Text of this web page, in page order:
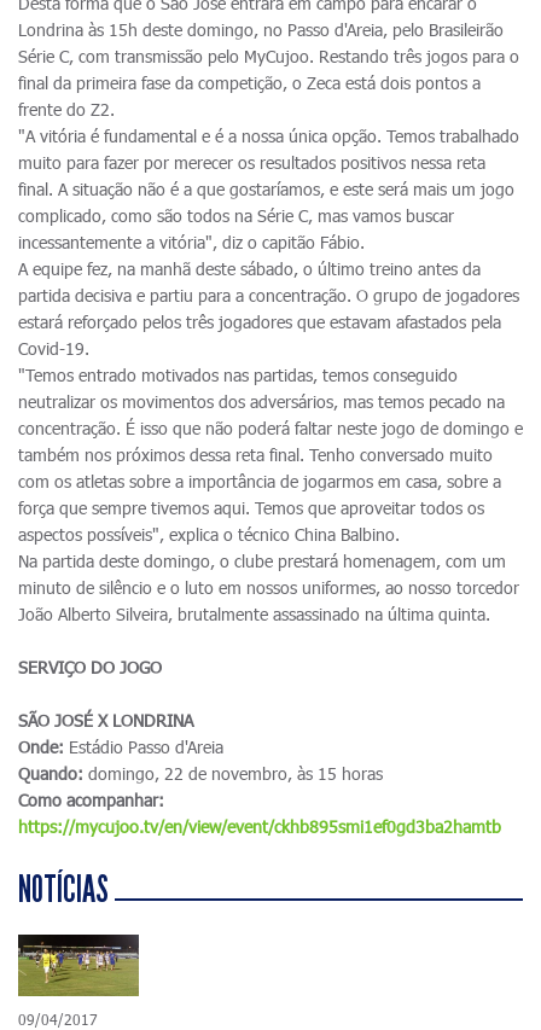
Londrina às 15h deste domingo, no Passo d'Areia, pelo Brasileirão
Série C, com transmissão pelo MyCujoo. Restando três jogos para o
final da primeira fase da competição, o Zeca está dois pontos a
frente do Z2.
"A vitória é fundamental e é a nossa única opção. Temos trabalhado
muito para fazer por merecer os resultados positivos nessa reta
final. A situação não é a que gostaríamos, e este será mais um jogo
complicado, como são todos na Série C, mas vamos buscar
incessantemente a vitória", diz o capitão Fábio.
A equipe fez, na manhã deste sábado, o último treino antes da
partida decisiva e partiu para a concentração. O grupo de jogadores
estará reforçado pelos três jogadores que estavam afastados pela
Covid-19.
"Temos entrado motivados nas partidas, temos conseguido
neutralizar os movimentos dos adversários, mas temos pecado na
concentração. É isso que não poderá faltar neste jogo de domingo e
também nos próximos dessa reta final. Tenho conversado muito
com os atletas sobre a importância de jogarmos em casa, sobre a
força que sempre tivemos aqui. Temos que aproveitar todos os
aspectos possíveis", explica o técnico China Balbino.
Na partida deste domingo, o clube prestará homenagem, com um
minuto de silêncio e o luto em nossos uniformes, ao nosso torcedor
João Alberto Silveira, brutalmente assassinado na última quinta.
SERVIÇO DO JOGO
SÃO JOSÉ X LONDRINA
Onde: Estádio Passo d'Areia
Quando: domingo, 22 de novembro, às 15 horas
Como acompanhar:
https://mycujoo.tv/en/view/event/ckhb895smi1ef0gd3ba2hamtb
NOTÍCIAS
09/04/2017